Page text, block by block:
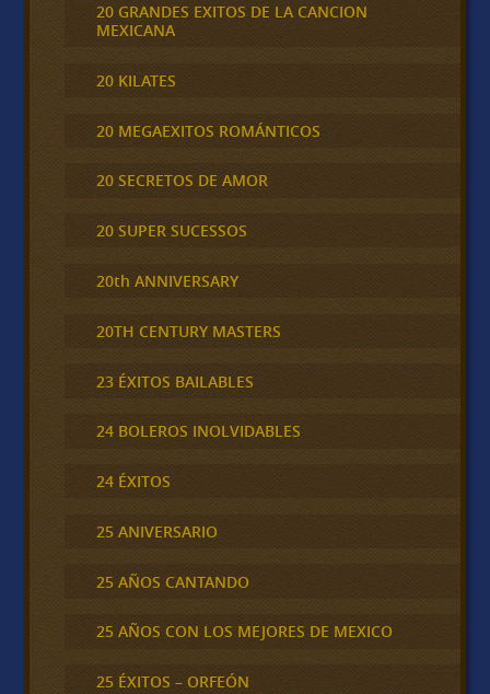
20 GRANDES EXITOS DE LA CANCION
MEXICANA
20 KILATES
20 MEGAEXITOS ROMÁNTICOS
20 SECRETOS DE AMOR
20 SUPER SUCESSOS
20th ANNIVERSARY
20TH CENTURY MASTERS
23 ÉXITOS BAILABLES
24 BOLEROS INOLVIDABLES
24 ÉXITOS
25 ANIVERSARIO
25 AÑOS CANTANDO
25 AÑOS CON LOS MEJORES DE MEXICO
25 ÉXITOS – ORFEÓN